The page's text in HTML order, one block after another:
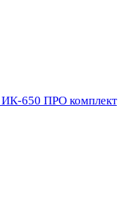
ИК-650 ПРО комплект